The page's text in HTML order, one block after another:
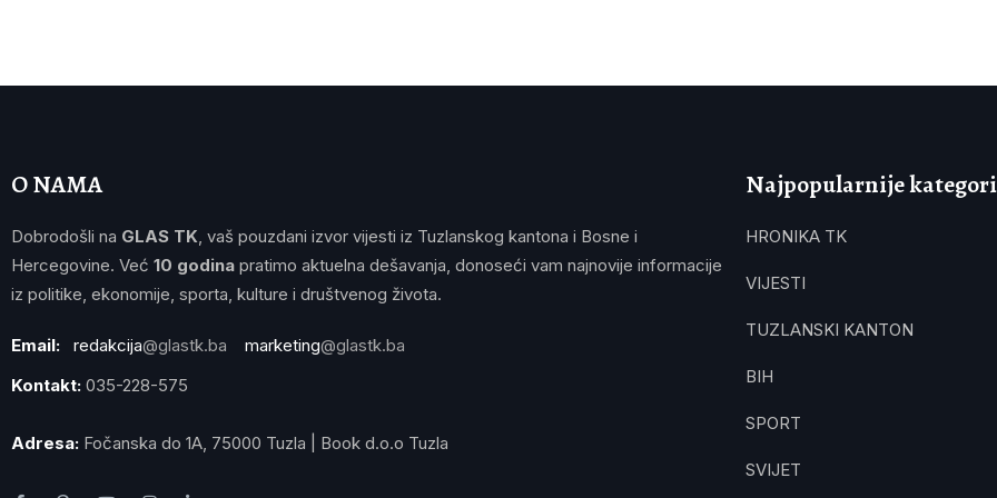
O NAMA
Dobrodošli na GLAS TK, vaš pouzdani izvor vijesti iz Tuzlanskog kantona i Bosne i
Hercegovine. Već 10 godina pratimo aktuelna dešavanja, donoseći vam najnovije informacije
iz politike, ekonomije, sporta, kulture i društvenog života.
Email: redakcija@glastk.ba marketing@glastk.ba
Kontakt: 035-228-575
Adresa: Fočanska do 1A, 75000 Tuzla | Book d.o.o Tuzla
Najpopularnije
HRONIKA TK
VIJESTI
TUZLANSKI KANTON
BIH
SPORT
SVIJET